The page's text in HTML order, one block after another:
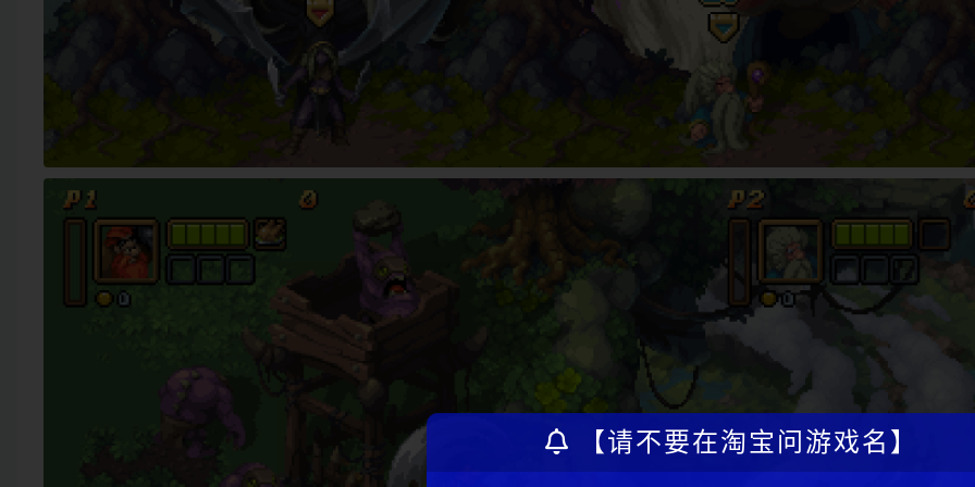
【请不要在淘宝问游戏名】